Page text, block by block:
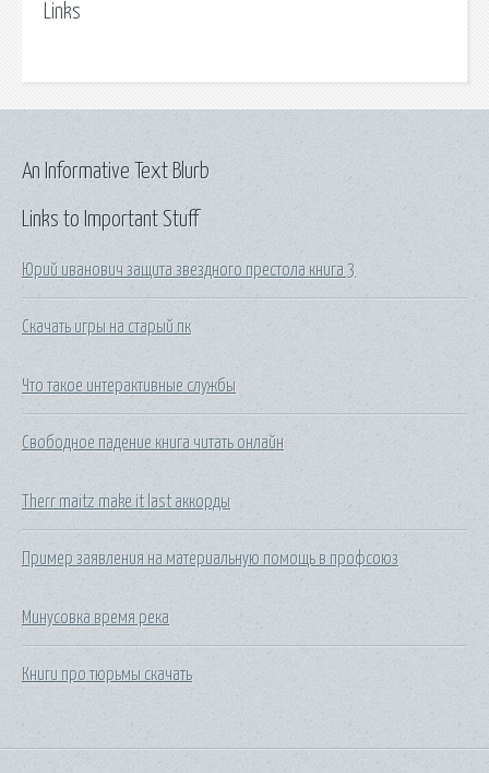
Links
Links to Important Stuff
Юрий иванович защита звездного престола книга 3
Скачать игры на старый пк
Что такое интерактивные службы
Свободное падение книга читать онлайн
Therr maitz make it last аккорды
Пример заявления на материальную помощь в профсоюз
Минусовка время река
Книги про тюрьмы скачать
An Informative Text Blurb